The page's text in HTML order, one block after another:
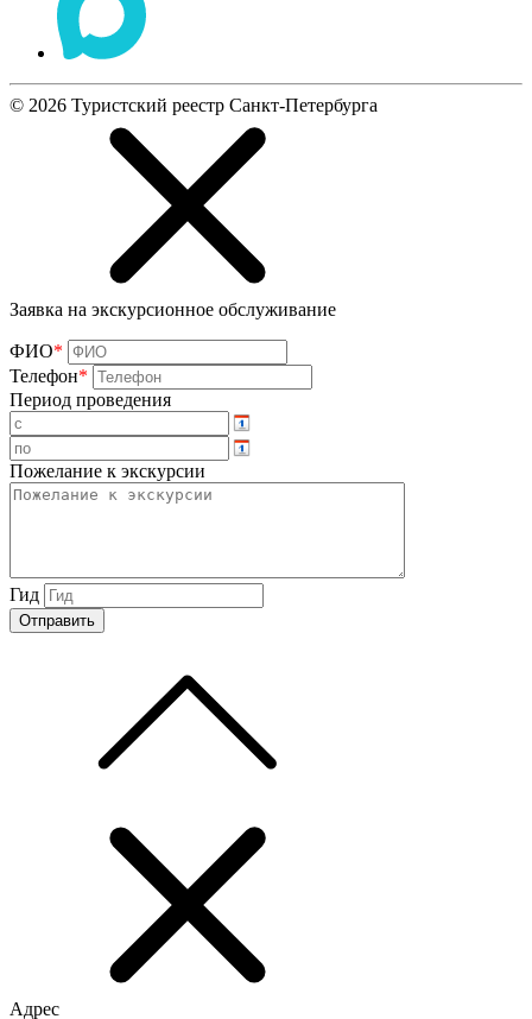
© 2026 Туристский реестр Санкт-Петербурга
Заявка на экскурсионное обслуживание
ФИО*
Телефон*
Период проведения
Пожелание к экскурсии
Гид
Адрес